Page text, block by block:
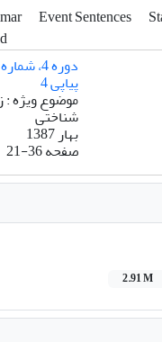
Event Sentences
پیاپی 4
موضوع ویژه :
شناختی
بهار 1387
صفحه21-36
2.91 M